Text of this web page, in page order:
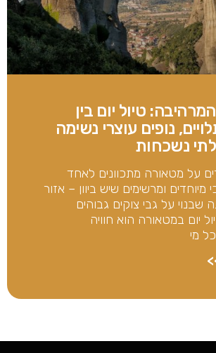
טיול יום בין
נופים עוצרי נשימה
נשכחות
על מטאורה מתכוונים לאחד
מיוחדים ומרשימים שיש ביוון – אזור
שבנוי על גבי צוקים גבוהים
יום במטאורה הוא חוויה
מי